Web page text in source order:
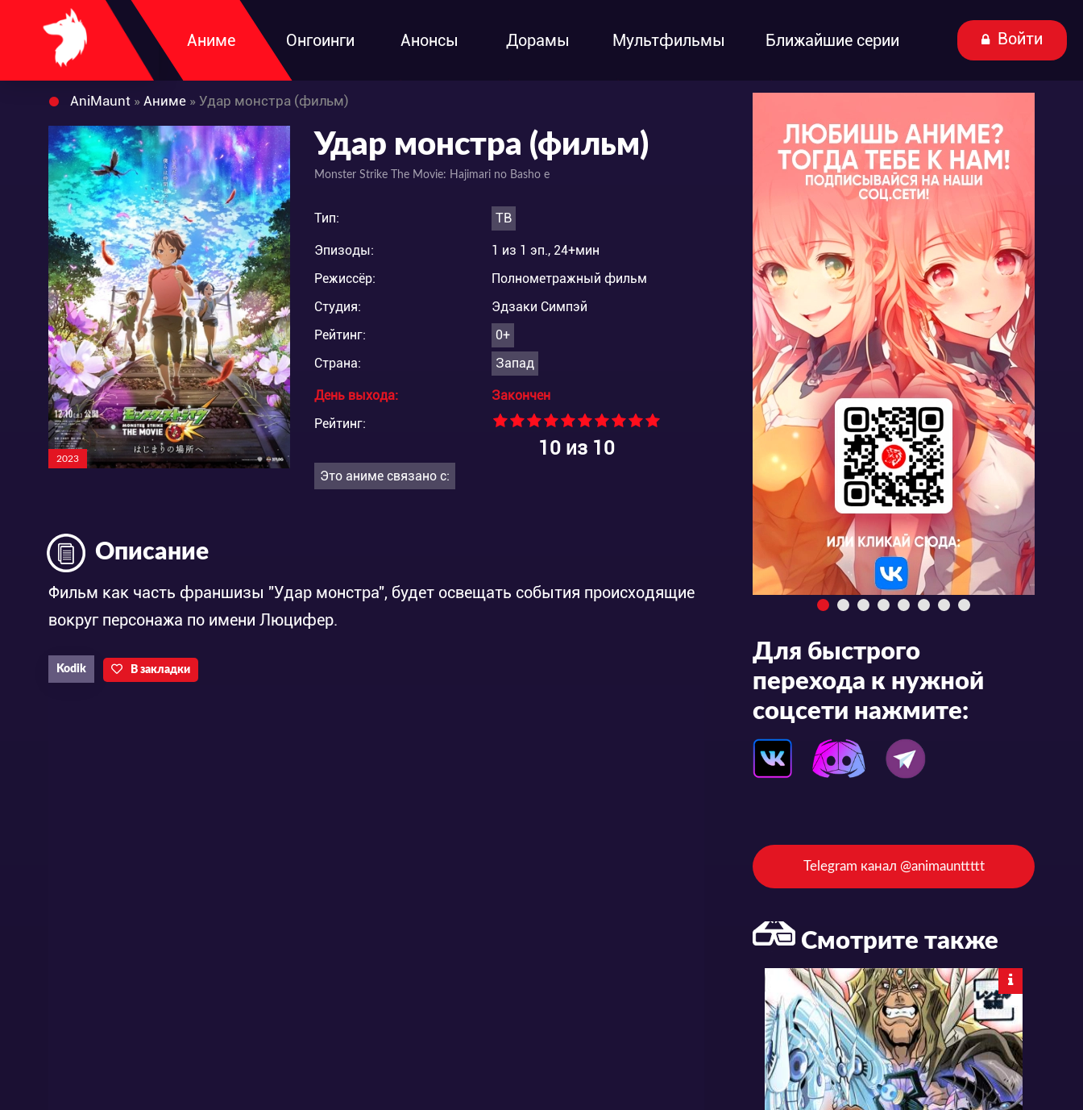
Аниме Онгоинги Анонсы Дорамы Мультфильмы Ближайшие серии Войти
AniMaunt » Аниме » Удар монстра (фильм)
2023
Удар монстра (фильм)
Monster Strike The Movie: Hajimari no Basho e
Тип: ТВ
Эпизоды:
1 из 1 эп., 24+мин
Режиссёр:
Полнометражный фильм
Студия:
Эдзаки Симпэй
Рейтинг:
0+
Страна:
Запад
День выхода:
Закончен
Рейтинг:
10из 10
Это аниме связано с:
Описание
Фильм как часть франшизы "Удар монстра", будет освещать события происходящие
вокруг персонажа по имени Люцифер.
Kodik В закладки
Для быстрого
перехода к нужной
соцсети нажмите:
Telegram канал @animaunttttt
Смотрите также